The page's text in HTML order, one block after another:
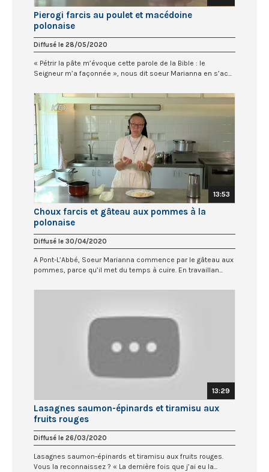
Pierogi farcis au poulet et macédoine
polonaise
Diffusé le 28/05/2020
« Pétrir la pâte m’évoque cette parole de la Bible : le
Seigneur m’a façonnée », nous dit soeur Marianna en s’ac...
13:53
Choux farcis et gâteau aux pommes à la
polonaise
Diffusé le 30/04/2020
A Pont-L’Abbé, Soeur Marianna commence par le gâteau aux
pommes, parce qu’il met du temps à cuire. En travaillan...
13:29
Lasagnes saumon-épinards et tiramisu aux
fruits rouges
Diffusé le 26/03/2020
Lasagnes saumon-épinards et tiramisu aux fruits rouges.
Vous la reconnaissez ? « La dernière fois que j’ai eu la...